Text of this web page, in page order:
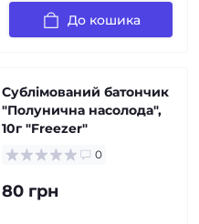
До кошика
Сублімований батончик
"Полунична насолода",
10г "Freezer"
0
80 грн